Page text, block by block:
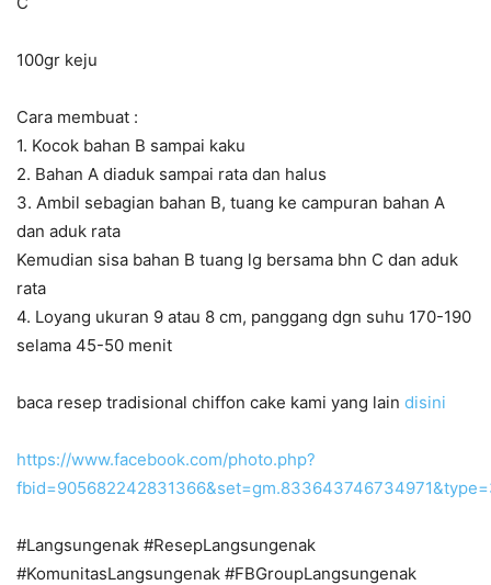
100gr keju
Cara membuat :
1. Kocok bahan B sampai kaku
2. Bahan A diaduk sampai rata dan halus
3. Ambil sebagian bahan B, tuang ke campuran bahan A
dan aduk rata
Kemudian sisa bahan B tuang lg bersama bhn C dan aduk
rata
4. Loyang ukuran 9 atau 8 cm, panggang dgn suhu 170-190
selama 45-50 menit
baca resep tradisional chiffon cake kami yang lain disini
https://www.facebook.com/photo.php?
#Langsungenak #ResepLangsungenak
#KomunitasLangsungenak #FBGroupLangsungenak